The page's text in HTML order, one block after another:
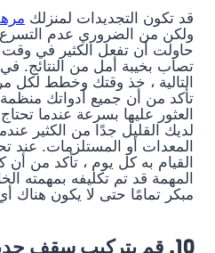
قد تكون التجديدات لمنزلك
ولكن من الضروري عدم التسرع
حاولت أن تفعل الكثير في
تصاب بخيبة أمل من النتائج.
التالية ، خذ وقتك وخطط لكل
تأكد من أن جميع أدواتك
العثور عليها بسرعة عندما
لديك القليل جدًا من الكثير
المعدات أو المستلزمات. عند
القيام به كل يوم ، تأكد
المهمة قد تم تكليفه بمهمته
مبكر تمامًا حتى لا يكون هناك
10. قم بتركيب سقف